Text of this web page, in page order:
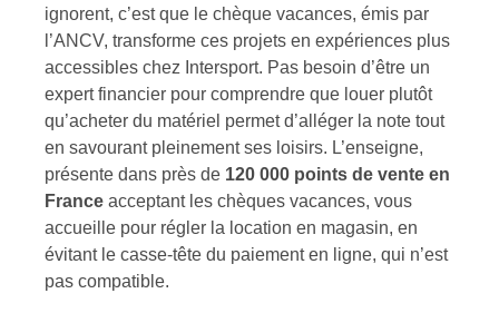
ignorent, c’est que le chèque vacances, émis par
l’ANCV, transforme ces projets en expériences plus
accessibles chez Intersport. Pas besoin d’être un
expert financier pour comprendre que louer plutôt
qu’acheter du matériel permet d’alléger la note tout
en savourant pleinement ses loisirs. L’enseigne,
présente dans près de 120 000 points de vente en
France acceptant les chèques vacances, vous
accueille pour régler la location en magasin, en
évitant le casse-tête du paiement en ligne, qui n’est
pas compatible.